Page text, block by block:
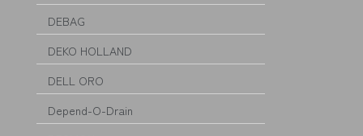
DEBAG
DEKO HOLLAND
DELL ORO
Depend-O-Drain